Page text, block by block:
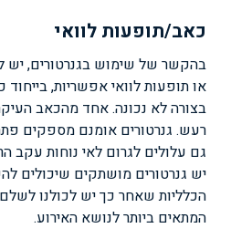
כאב/תופעות לוואי
בהקשר של שימוש בגנרטורים,
או תופעות לוואי אפשריות,
בצורה לא נכונה. אחד מהכאב
רעש. גנרטורים אומנם מספקים
גם עלולים לגרום לאי נוחות עקב
יש גנרטורים מושתקים שיכולים
הכלליות שאחר כך יש לכולנו
המתאים ביותר לנושא האירוע.